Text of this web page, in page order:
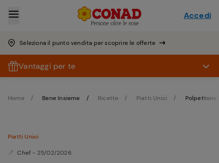
Seleziona il punto vendita per scoprire le offerte
Accedi
Vantaggi per te
Home Bene Insieme Ricette Piatti Unici Polpettone
Piatti Unici
Chef - 25/02/2026